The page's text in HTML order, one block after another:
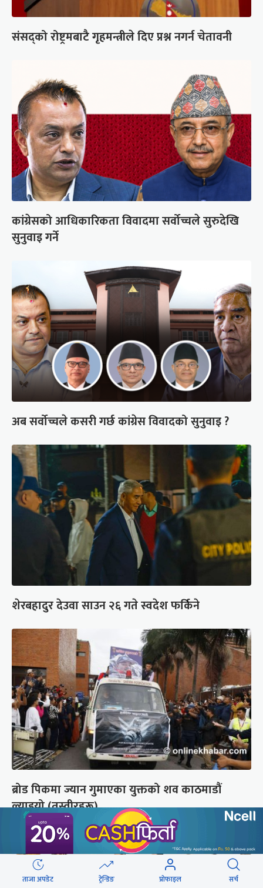
संसद्को रोष्ट्रमबाटै गृहमन्त्रीले दिए प्रश्न नगर्न चेतावनी
कांग्रेसको आधिकारिकता विवादमा सर्वोच्चले सुरुदेखि
सुनुवाइ गर्ने
अब सर्वोच्चले कसरी गर्छ कांग्रेस विवादको सुनुवाइ ?
शेरबहादुर देउवा साउन २६ गते स्वदेश फर्किने
ब्रोड पिकमा ज्यान गुमाएका युक्तको शव काठमाडौं
ल्याइयो (तस्वीरहरू)
ताजा अपडेट ट्रेन्डिङ प्रोफाइल सर्च